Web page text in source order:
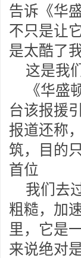
告诉《华
不只是让
是太酷了
这是我
《华盛
台该报援
报道还称
筑，目的
首位
我们去
粗糙，加
里，它是
来说绝对